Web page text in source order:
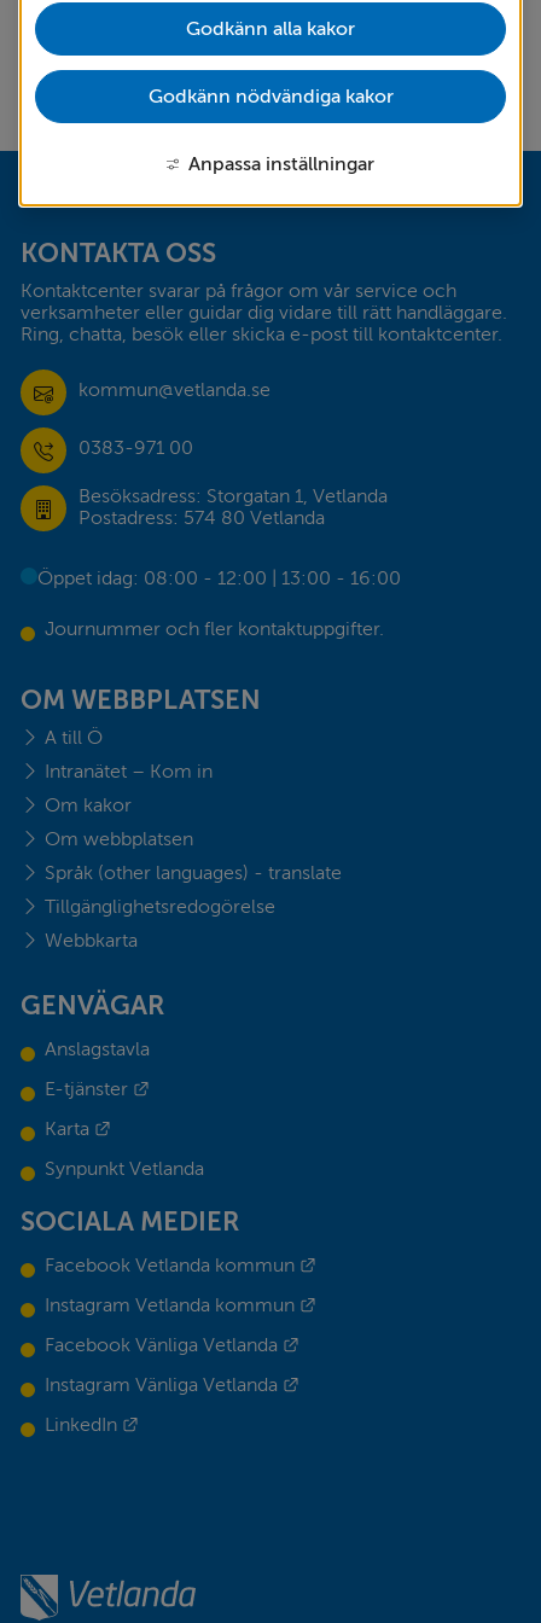
Godkänn alla kakor
Godkänn nödvändiga kakor
Anpassa inställningar
Sidfot
KONTAKTA OSS
Kontaktcenter svarar på frågor om vår service och
verksamheter eller guidar dig vidare till rätt handläggare.
Ring, chatta, besök eller skicka e-post till kontaktcenter.
kommun@vetlanda.se
0383-971 00
Besöksadress: Storgatan 1, Vetlanda
Postadress: 574 80 Vetlanda
Öppet idag: 08:00 - 12:00 | 13:00 - 16:00
Journummer och fler kontaktuppgifter.
OM WEBBPLATSEN
A till Ö
Intranätet – Kom in
Om kakor
Om webbplatsen
Språk (other languages) - translate
Tillgänglighetsredogörelse
Webbkarta
GENVÄGAR
Anslagstavla
E-tjänster
Karta
Synpunkt Vetlanda
SOCIALA MEDIER
Facebook Vetlanda kommun
Instagram Vetlanda kommun
Facebook Vänliga Vetlanda
Instagram Vänliga Vetlanda
LinkedIn